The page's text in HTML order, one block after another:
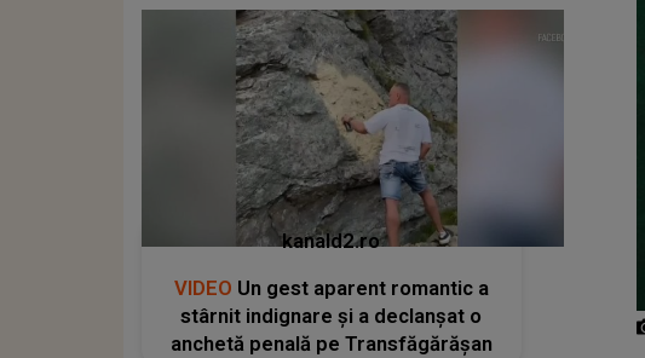
kanald2.ro
VIDEO Un gest aparent romantic a
stârnit indignare și a declanșat o
anchetă penală pe Transfăgărășan